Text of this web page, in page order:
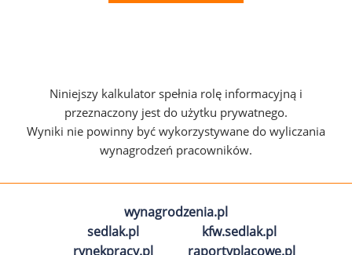
Niniejszy kalkulator spełnia rolę informacyjną i
przeznaczony jest do użytku prywatnego.
Wyniki nie powinny być wykorzystywane do wyliczania
wynagrodzeń pracowników.
wynagrodzenia.pl
sedlak.pl
kfw.sedlak.pl
rynekpracy.pl
raportyplacowe.pl